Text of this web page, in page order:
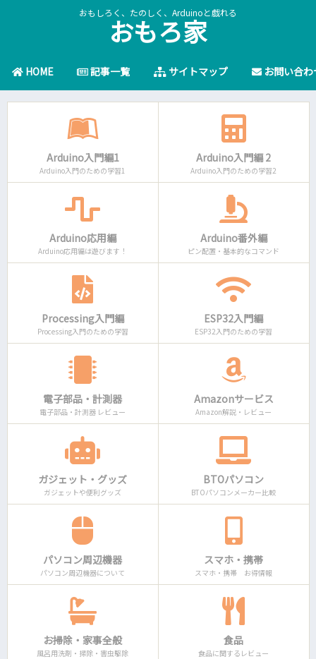
おもしろく、たのしく、Arduinoと戯れる
おもろ家
HOME 記事一覧 サイトマップ お問い合わ
Arduino入門編1
Arduino入門のための学習1
Arduino入門編 2
Arduino入門のための学習2
Arduino応用編
Arduino応用編は遊びます！
Arduino番外編
ピン配置・基本的なコマンド
Processing入門編
Processing入門のための学習
ESP32入門編
ESP32入門のための学習
電子部品・計測器
電子部品・計測器 レビュー
Amazonサービス
Amazon解説・レビュー
ガジェット・グッズ
ガジェットや便利グッズ
BTOパソコン
BTOパソコンメーカー比較
パソコン周辺機器
パソコン周辺機器について
スマホ・携帯
スマホ・携帯 お得情報
お掃除・家事全般
風呂用洗剤・掃除・害虫駆除
食品
食品に関するレビュー